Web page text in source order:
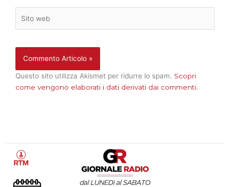
web
Questo sito utilizza Akismet per ridurre lo spam. Scopri
come vengono elaborati i dati derivati dai commenti.